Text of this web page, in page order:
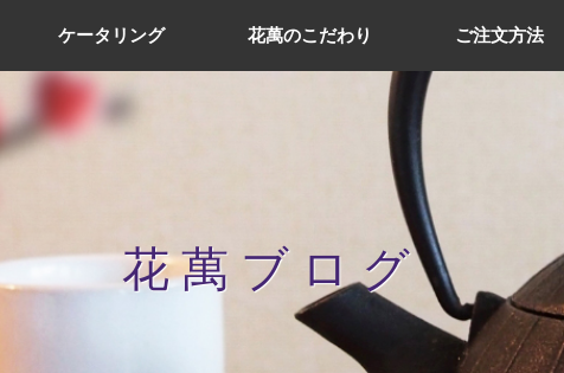
ケータリング 花萬のこだわり ご注文方法
花 萬 ブ ロ グ